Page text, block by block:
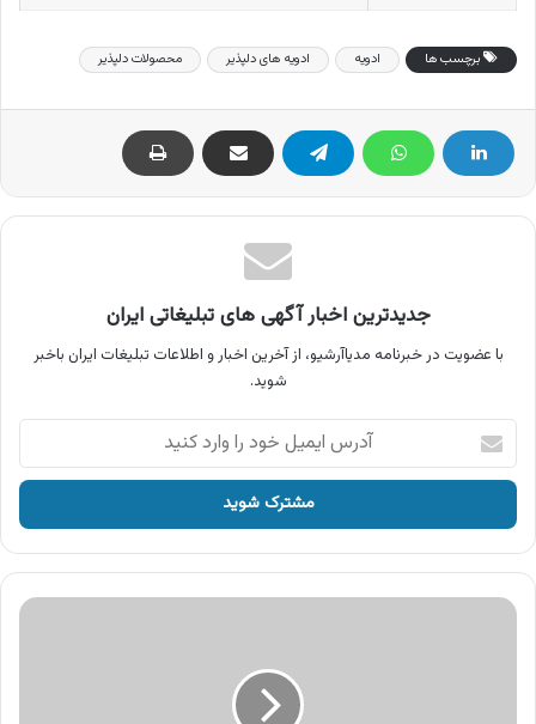
برچسب ها ادویه ادویه های دلپذیر محصولات دلپذیر
جدیدترین اخبار آگهی های تبلیغاتی ایران
با عضویت در خبرنامه مدیاآرشیو، از آخرین اخبار و اطلاعات تبلیغات ایران باخبر
شوید.
آدرس
ایمیل
خود
وارد
کنید
آگهی